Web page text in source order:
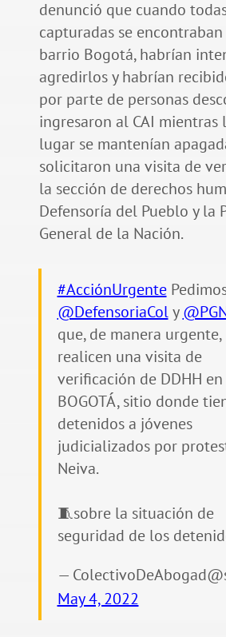
denunció que cuando
capturadas se
barrio Bogotá, habrían
agredirlos y habrían
por parte de personas
ingresaron al CAI mientras
lugar se mantenían
solicitaron una visita de
la sección de derechos
Defensoría del Pueblo y la
General de la Nación.
#AcciónUrgente
@DefensoriaColy
que, de manera urgente,
realicen una visita de
verificación de DDHH en
BOGOTÁ, sitio donde
detenidos a jóvenes
judicializados por
Neiva.
🧵sobre la situación de
seguridad de los
—
May 4, 2022